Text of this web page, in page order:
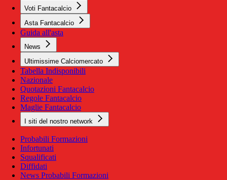
Voti Fantacalcio
Asta Fantacalcio
Guida all'asta
News
Ultimissime Calciomercato
Tabella Indisponibili
Nazionale
Quotazioni Fantacalcio
Regole Fantacalcio
Maglie Fantacalcio
I siti del nostro network
Probabili Formazioni
Infortunati
Squalificati
Diffidati
News Probabili Formazioni